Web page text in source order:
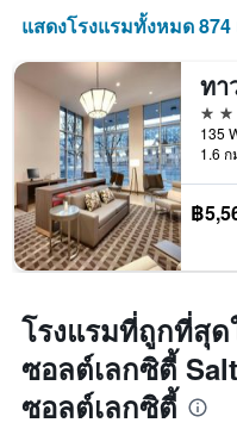
แกน
จำนวน
ก่อน
การ
เข้า
พัก
แผนภูมิ
มี
แกน
Y
แกน
แแส
ดง
ราคา
เฉลี่ย
แสดงโรงแรมทั้งหมด 874
3 ด
1.6 ก
฿
โรงแรมที่ถูกที่สุ
ซอลต์เลกซิตี้
ซอลต์เลกซิตี้